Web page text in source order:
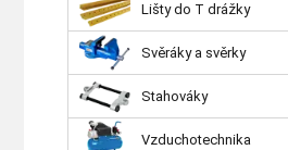
Lišty do T drážky
Svěráky a svěrky
Stahováky
Vzduchotechnika